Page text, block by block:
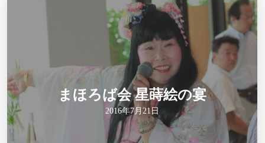
まほろば会 星蒔絵の宴
2016年7月21日